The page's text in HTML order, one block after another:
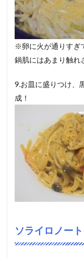
※卵に火が通りすぎ
鍋肌にはあまり触れ
9.お皿に盛りつけ、
成！
ソライロノート